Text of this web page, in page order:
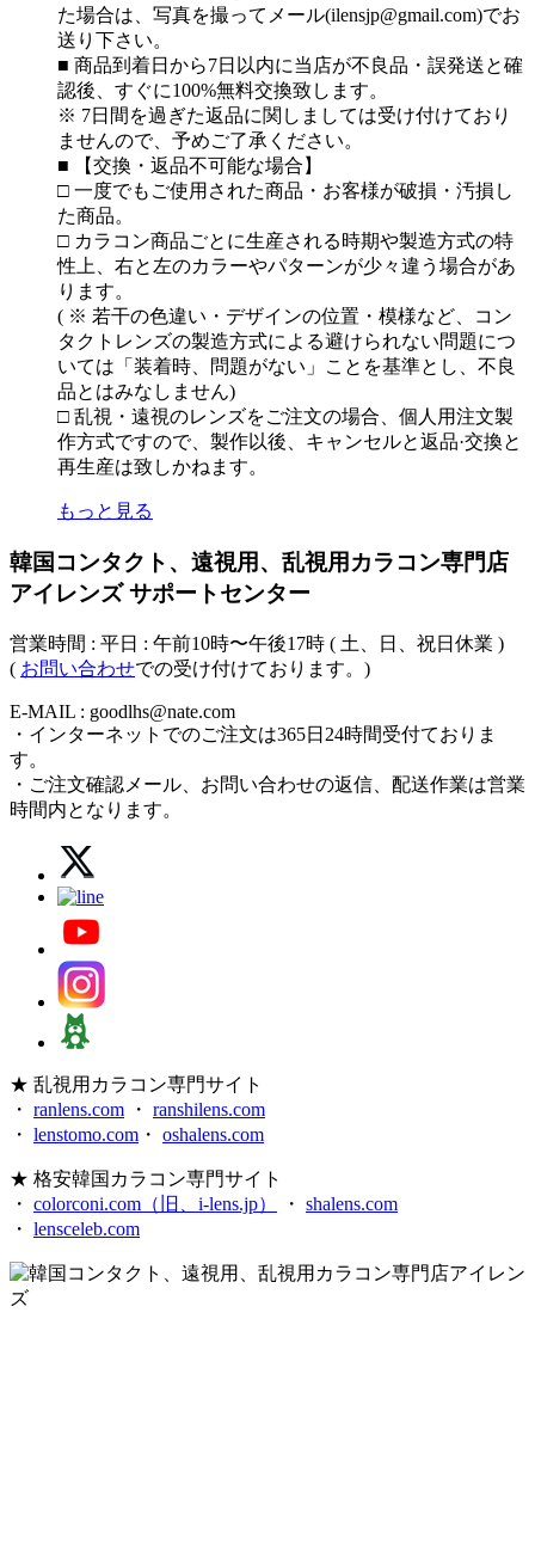
た場合は、写真を撮ってメール(ilensjp@gmail.com)でお
送り下さい。
■ 商品到着日から7日以内に当店が不良品・誤発送と確
認後、すぐに100%無料交換致します。
※ 7日間を過ぎた返品に関しましては受け付けており
ませんので、予めご了承ください。
■ 【交換・返品不可能な場合】
□ 一度でもご使用された商品・お客様が破損・汚損し
た商品。
□ カラコン商品ごとに生産される時期や製造方式の特
性上、右と左のカラーやパターンが少々違う場合があ
ります。
( ※ 若干の色違い・デザインの位置・模様など、コン
タクトレンズの製造方式による避けられない問題につ
いては「装着時、問題がない」ことを基準とし、不良
品とはみなしません)
□ 乱視・遠視のレンズをご注文の場合、個人用注文製
作方式ですので、製作以後、キャンセルと返品·交換と
再生産は致しかねます。
もっと見る
韓国コンタクト、遠視用、乱視用カラコン専門店
アイレンズ サポートセンター
営業時間 : 平日 : 午前10時〜午後17時 ( 土、日、祝日休業 )
( お問い合わせでの受け付けております。)
E-MAIL : goodlhs@nate.com
・インターネットでのご注文は365日24時間受付ておりま
す。
・ご注文確認メール、お問い合わせの返信、配送作業は営業
時間内となります。
★ 乱視用カラコン専門サイト
・ ranlens.com ・ ranshilens.com
・ lenstomo.com ・ oshalens.com
★ 格安韓国カラコン専門サイト
・ colorconi.com（旧、i-lens.jp） ・ shalens.com
・ lensceleb.com